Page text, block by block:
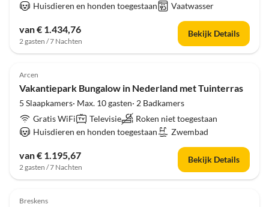
Huisdieren en honden toegestaan
Vaatwasser
van € 1.434,76
2 gasten / 7 Nachten
Bekijk Details
4.0 (28)
Arcen
Vakantiepark Bungalow in Nederland met Tuinterras
5 Slaapkamers· Max. 10 gasten· 2 Badkamers
Gratis WiFi
Televisie
Roken niet toegestaan
Huisdieren en honden toegestaan
Zwembad
van € 1.195,67
2 gasten / 7 Nachten
Bekijk Details
4.0 (26)
Breskens